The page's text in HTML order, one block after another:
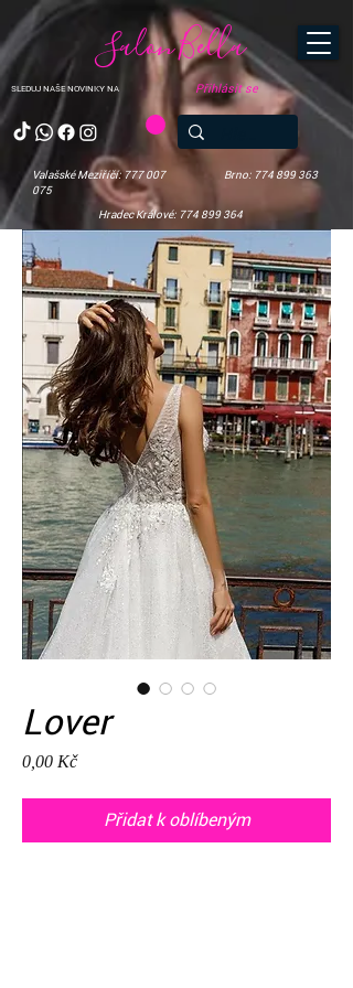
SLEDUJ NAŠE NOVINKY NA
Salon Bella
Valašské Meziříčí: 777 007
075
Brno: 774 899 363
Hradec Králové: 774 899 364
Přihlásit se
Lover
0,00 KčCena
Přidat k oblíbeným